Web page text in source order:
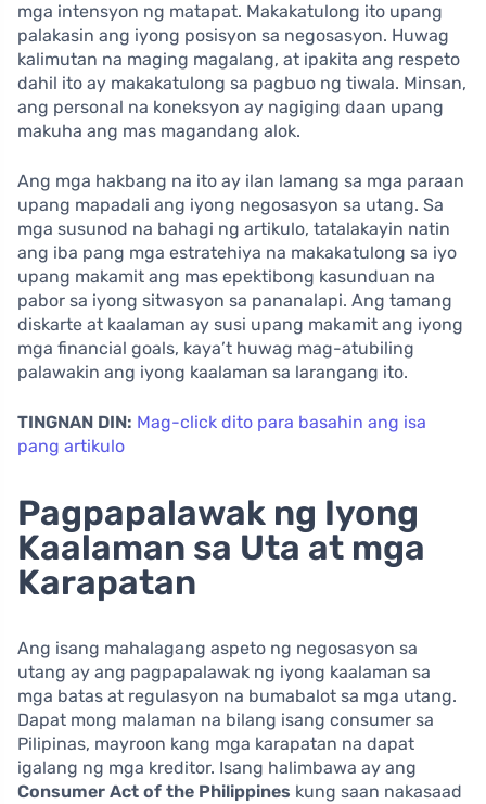
mga intensyon ng matapat. Makakatulong ito upang
palakasin ang iyong posisyon sa negosasyon. Huwag
kalimutan na maging magalang, at ipakita ang respeto
dahil ito ay makakatulong sa pagbuo ng tiwala. Minsan,
ang personal na koneksyon ay nagiging daan upang
makuha ang mas magandang alok.
Ang mga hakbang na ito ay ilan lamang sa mga paraan
upang mapadali ang iyong negosasyon sa utang. Sa
mga susunod na bahagi ng artikulo, tatalakayin natin
ang iba pang mga estratehiya na makakatulong sa iyo
upang makamit ang mas epektibong kasunduan na
pabor sa iyong sitwasyon sa pananalapi. Ang tamang
diskarte at kaalaman ay susi upang makamit ang iyong
mga financial goals, kaya’t huwag mag-atubiling
palawakin ang iyong kaalaman sa larangang ito.
TINGNAN DIN: Mag-click dito para basahin ang isa
pang artikulo
Pagpapalawak ng Iyong
Kaalaman sa Uta at mga
Karapatan
Ang isang mahalagang aspeto ng negosasyon sa
utang ay ang pagpapalawak ng iyong kaalaman sa
mga batas at regulasyon na bumabalot sa mga utang.
Dapat mong malaman na bilang isang consumer sa
Pilipinas, mayroon kang mga karapatan na dapat
igalang ng mga kreditor. Isang halimbawa ay ang
Consumer Act of the Philippines kung saan nakasaad